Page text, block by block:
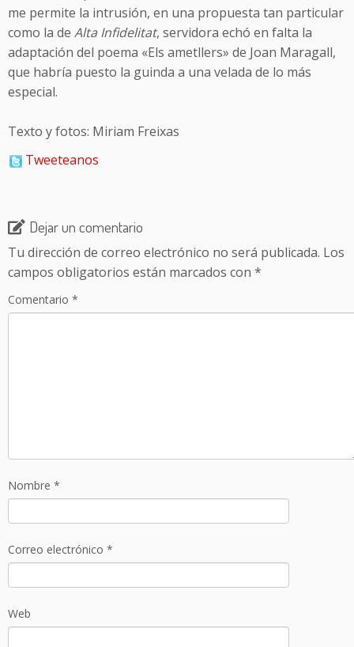
me permite la intrusión, en una propuesta tan particular
como la de Alta Infidelitat, servidora echó en falta la
adaptación del poema «Els ametllers» de Joan Maragall,
que habría puesto la guinda a una velada de lo más
especial.
Texto y fotos: Miriam Freixas
Tweeteanos
Dejar un comentario
Tu dirección de correo electrónico no será publicada. Los
campos obligatorios están marcados con *
Comentario *
Nombre *
Correo electrónico *
Web